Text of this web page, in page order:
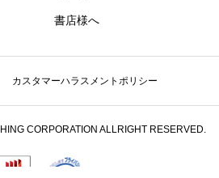
書店様へ
カスタマーハラスメントポリシー
CORPORATION ALLRIGHT RESERVED.